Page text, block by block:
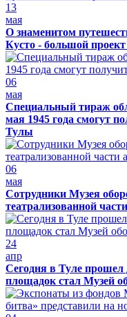
13
мая
О знаменитом
Кусто - большой
06
мая
Специальный тираж
мая 1945 года смогут
Тулы
06
мая
Сотрудники Музея
театрализованной
24
апр
Сегодня в Туле
площадок стал Музей